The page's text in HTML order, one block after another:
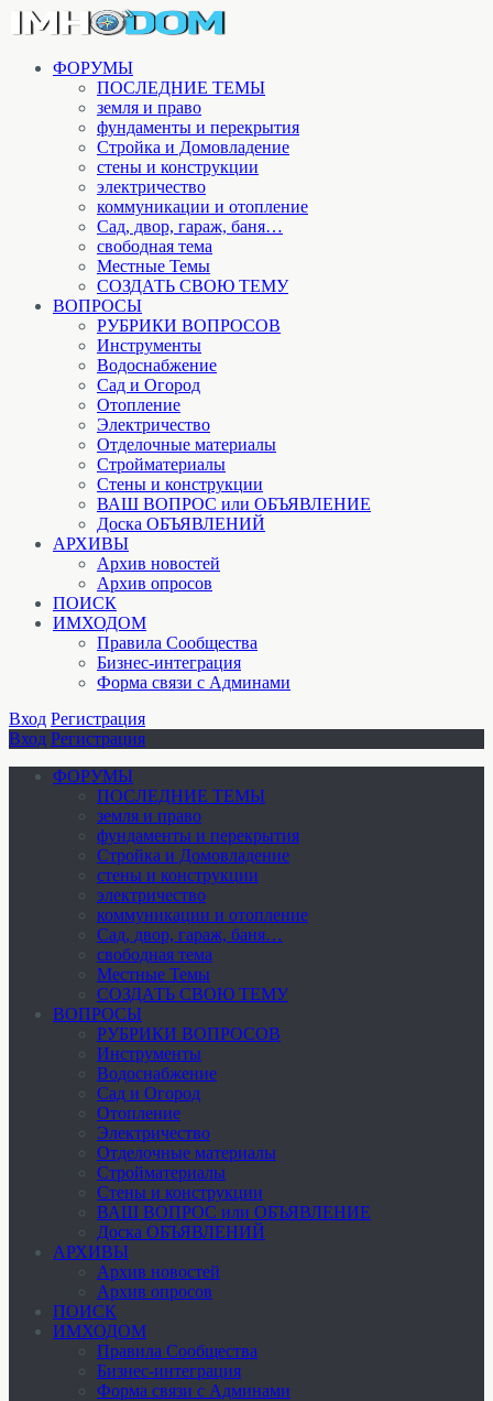
ФОРУМЫ
ПОСЛЕДНИЕ ТЕМЫ
земля и право
фундаменты и перекрытия
Стройка и Домовладение
стены и конструкции
электричество
коммуникации и отопление
Cад, двор, гараж, баня…
свободная тема
Местные Темы
СОЗДАТЬ СВОЮ ТЕМУ
ВОПРОСЫ
РУБРИКИ ВОПРОСОВ
Инструменты
Водоснабжение
Сад и Огород
Отопление
Электричество
Отделочные материалы
Стройматериалы
Стены и конструкции
ВАШ ВОПРОС или ОБЪЯВЛЕНИЕ
Доска ОБЪЯВЛЕНИЙ
АРХИВЫ
Архив новостей
Архив опросов
ПОИСК
ИМХОДОМ
Правила Сообщества
Бизнес-интеграция
Форма связи с Админами
Вход Регистрация
Вход Регистрация
ФОРУМЫ
ПОСЛЕДНИЕ ТЕМЫ
земля и право
фундаменты и перекрытия
Стройка и Домовладение
стены и конструкции
электричество
коммуникации и отопление
Cад, двор, гараж, баня…
свободная тема
Местные Темы
СОЗДАТЬ СВОЮ ТЕМУ
ВОПРОСЫ
РУБРИКИ ВОПРОСОВ
Инструменты
Водоснабжение
Сад и Огород
Отопление
Электричество
Отделочные материалы
Стройматериалы
Стены и конструкции
ВАШ ВОПРОС или ОБЪЯВЛЕНИЕ
Доска ОБЪЯВЛЕНИЙ
АРХИВЫ
Архив новостей
Архив опросов
ПОИСК
ИМХОДОМ
Правила Сообщества
Бизнес-интеграция
Форма связи с Админами